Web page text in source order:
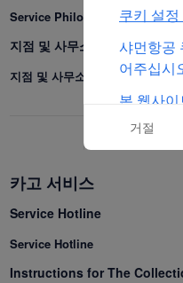
Service Philosophy
지점 및 사무소
지점 및 사무소
카고 서비스
Service Hotline
Service Hotline
Instructions for The
쿠키 설정
샤먼항공
어주십시
본 웹사
는 쿠키
거절